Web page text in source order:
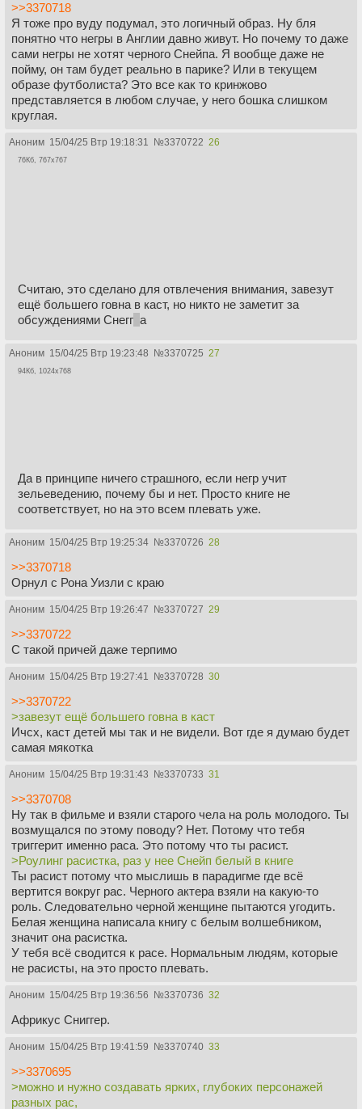
>>3370718
Я тоже про вуду подумал, это логичный образ. Ну бля
понятно что негры в Англии давно живут. Но почему то даже
сами негры не хотят черного Снейпа. Я вообще даже не
пойму, он там будет реально в парике? Или в текущем
образе футболиста? Это все как то кринжово
представляется в любом случае, у него бошка слишком
круглая.
Аноним 15/04/25 Втр 19:18:31 №3370722 26
76Кб, 767x767
Считаю, это сделано для отвлечения внимания, завезут
ещё большего говна в каст, но никто не заметит за
обсуждениями Снегг а
Аноним 15/04/25 Втр 19:23:48 №3370725 27
94Кб, 1024x768
Да в принципе ничего страшного, если негр учит
зельеведению, почему бы и нет. Просто книге не
соответствует, но на это всем плевать уже.
Аноним 15/04/25 Втр 19:25:34 №3370726 28
>>3370718
Орнул с Рона Уизли с краю
Аноним 15/04/25 Втр 19:26:47 №3370727 29
>>3370722
С такой причей даже терпимо
Аноним 15/04/25 Втр 19:27:41 №3370728 30
>>3370722
>завезут ещё большего говна в каст
Ичсх, каст детей мы так и не видели. Вот где я думаю будет
самая мякотка
Аноним 15/04/25 Втр 19:31:43 №3370733 31
>>3370708
Ну так в фильме и взяли старого чела на роль молодого. Ты
возмущался по этому поводу? Нет. Потому что тебя
триггерит именно раса. Это потому что ты расист.
>Роулинг расистка, раз у нее Снейп белый в книге
Ты расист потому что мыслишь в парадигме где всё
вертится вокруг рас. Черного актера взяли на какую-то
роль. Следовательно черной женщине пытаются угодить.
Белая женщина написала книгу с белым волшебником,
значит она расистка.
У тебя всё сводится к расе. Нормальным людям, которые
не расисты, на это просто плевать.
Аноним 15/04/25 Втр 19:36:56 №3370736 32
Африкус Сниггер.
Аноним 15/04/25 Втр 19:41:59 №3370740 33
>>3370695
>можно и нужно создавать ярких, глубоких персонажей
разных рас,